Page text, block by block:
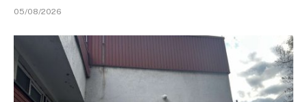
05/08/2026